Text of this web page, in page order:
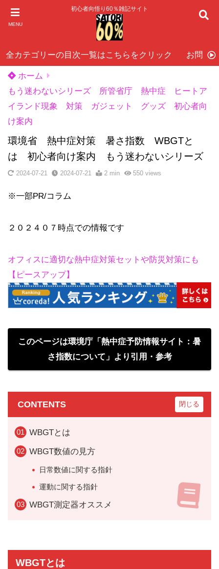
MENU
初心者向悟り60％雑記サイト
全カテゴリーの目次一覧はこちらをクリック お問い
ホーム
もう迷わないシリーズ 所管省庁 熱中症 ヒートア
イランド現象 対策 ガジェット グッズ 初心者向
け案内
環境省 熱中症対策 暑さ指数 WBGTと
は 初心者向け案内 もう迷わないシリーズ
2024-07-21 2024-07-21 2 min 550views
※一部PR/コラム
２０２４０７時点での情報です
オフィスに適切な熱中症対策セットや防災対策にも
【ピースアップ】
このページは環境庁「熱中症予防情報サイト：暑
さ指数について」より引用・参考
CONTENTS
WBGTとは
WBGT数値の見方
日常数値に関する指針
運動に関する指針
WBGT測定器オススメ
WBGTとは